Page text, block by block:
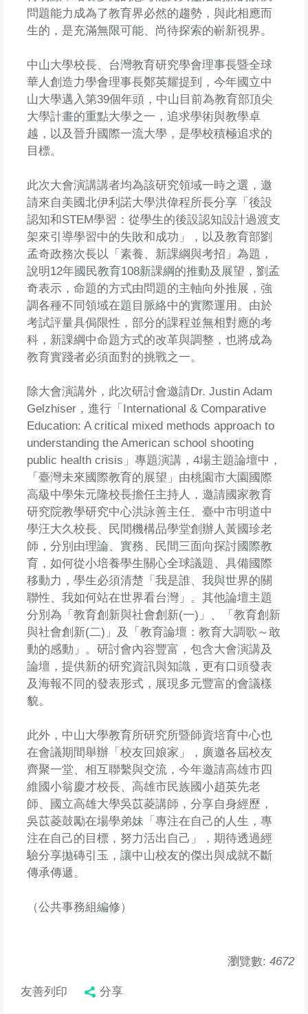
問題能力成為了教育界必然的趨勢，與此相應而
生的，是充滿無限可能、尚待探索的嶄新視界。
中山大學校長、台灣教育研究學會理事長暨全球
華人創造力學會理事長鄭英耀提到，今年國立中
山大學邁入第39個年頭，中山目前為教育部頂尖
大學計畫的重點大學之一，追求學術與教學卓
越，以及晉升國際一流大學，是學校積極追求的
目標。
此次大會演講講者均為該研究領域一時之選，邀
請來自美國北伊利諾大學洪偉程所長分享「後設
認知和STEM學習：從學生的後設認知設計過渡支
架來引導學習中的失敗和成功」，以及教育部劉
孟奇政務次長以「素養、新課綱與考招」為題，
說明12年國民教育108新課綱的推動及展望，劉孟
奇表示，命題的方式由問題的主軸向外推展，強
調各種不同領域在題目脈絡中的實際運用。由於
考試評量具侷限性，部分的課程並無相對應的考
科，新課綱中命題方式的改革與調整，也將成為
教育實踐者必須面對的挑戰之一。
除大會演講外，此次研討會邀請Dr. Justin Adam
Gelzhiser，進行「International & Comparative
Education: A critical mixed methods approach to
understanding the American school shooting
public health crisis」專題演講，4場主題論壇中，
「臺灣未來國際教育的展望」由桃園市大園國際
高級中學朱元隆校長擔任主持人，邀請國家教育
研究院教學研究中心洪詠善主任、臺中市明道中
學汪大久校長、民間機構品學堂創辦人黃國珍老
師，分別由理論、實務、民間三面向探討國際教
育，如何從小培養學生關心全球議題、具備國際
移動力，學生必須清楚「我是誰、我與世界的關
聯性、我如何站在世界看台灣」。其他論壇主題
分別為「教育創新與社會創新(一)」、「教育創新
與社會創新(二)」及「教育論壇：教育大調歌～敢
動的感動」。研討會內容豐富，包含大會演講及
論壇，提供新的研究資訊與知識，更有口頭發表
及海報不同的發表形式，展現多元豐富的會議樣
貌。
此外，中山大學教育所研究所暨師資培育中心也
在會議期間舉辦「校友回娘家」，廣邀各屆校友
齊聚一堂、相互聯繫與交流，今年邀請高雄市四
維國小翁慶才校長、高雄市民族國小趙英先老
師、國立高雄大學吳苡菱講師，分享自身經歷，
吳苡菱鼓勵在場學弟妹「專注在自己的人生，專
注在自己的目標，努力活出自己」，期待透過經
驗分享拋磚引玉，讓中山校友的傑出與成就不斷
傳承傳遞。
（公共事務組編修）
瀏覽數: 4672
友善列印 分享